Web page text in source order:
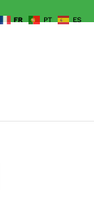
FR PT ES